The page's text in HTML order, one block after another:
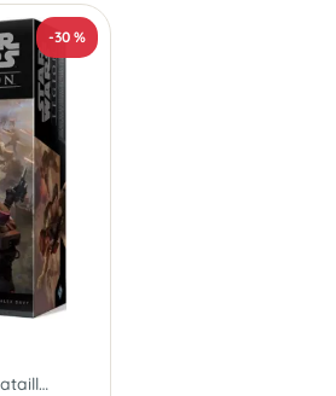
-30 %
Revivez les légendaires batailles terrestres de Star Wars..!